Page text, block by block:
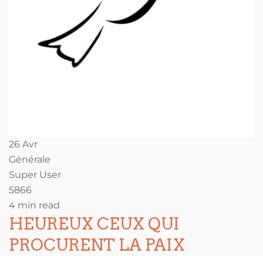
26 Avr
Générale
Super User
5866
4 min read
HEUREUX CEUX QUI
PROCURENT LA PAIX